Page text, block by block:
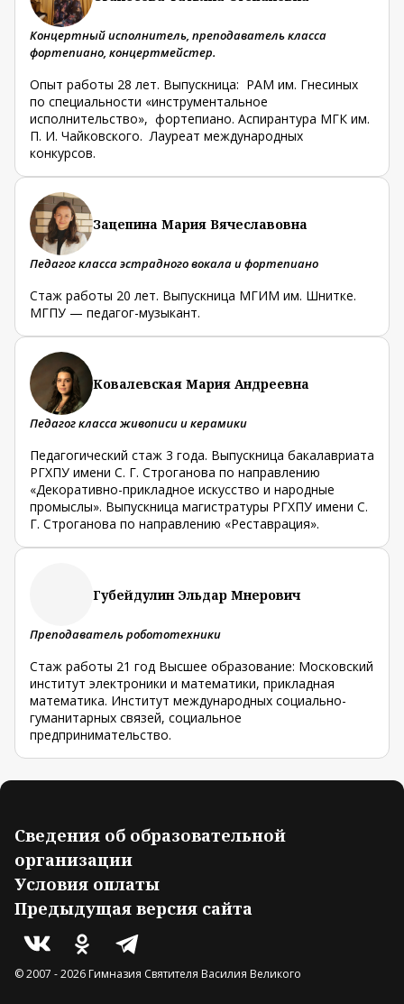
Концертный исполнитель, преподаватель класса
фортепиано, концертмейстер.
Опыт работы 28 лет. Выпускница: РАМ им. Гнесиных
по специальности «инструментальное
исполнительство», фортепиано. Аспирантура МГК им.
П. И. Чайковского. Лауреат международных
конкурсов.
Зацепина Мария Вячеславовна
Педагог класса эстрадного вокала и фортепиано
Стаж работы 20 лет. Выпускница МГИМ им. Шнитке.
МГПУ — педагог-музыкант.
Ковалевская Мария Андреевна
Педагог класса живописи и керамики
Педагогический стаж 3 года. Выпускница бакалавриата
РГХПУ имени С. Г. Строганова по направлению
«Декоративно-прикладное искусство и народные
промыслы». Выпускница магистратуры РГХПУ имени С.
Г. Строганова по направлению «Реставрация».
Губейдулин Эльдар Мнерович
Преподаватель робототехники
Стаж работы 21 год Высшее образование: Московский
институт электроники и математики, прикладная
математика. Институт международных социально-
гуманитарных связей, социальное
предпринимательство.
Сведения об образовательной
организации
Условия оплаты
Предыдущая версия сайта
© 2007 -2026 Гимназия Святителя Василия Великого